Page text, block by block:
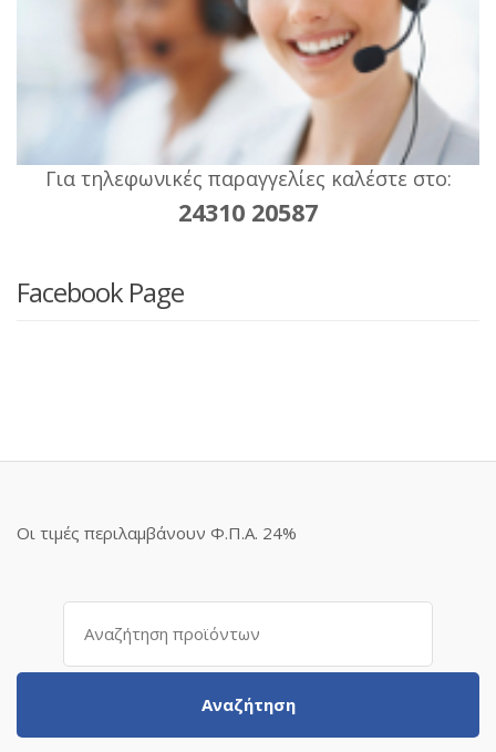
Για τηλεφωνικές παραγγελίες καλέστε στο:
24310 20587
Facebook Page
Οι τιμές περιλαμβάνουν Φ.Π.Α. 24%
Αναζήτηση
Αναζήτηση